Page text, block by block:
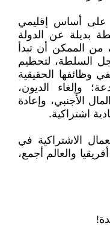
على أساس إقليمي
بديلة عن الدولة
من الممكن أن تبدأ
السلطة، لتحطيم
وظائفها الحقيقية
وإلغاء الديون،
الأجنبي، وإعادة
اشتراكية.
الاشتراكية في
والعالم أجمع،